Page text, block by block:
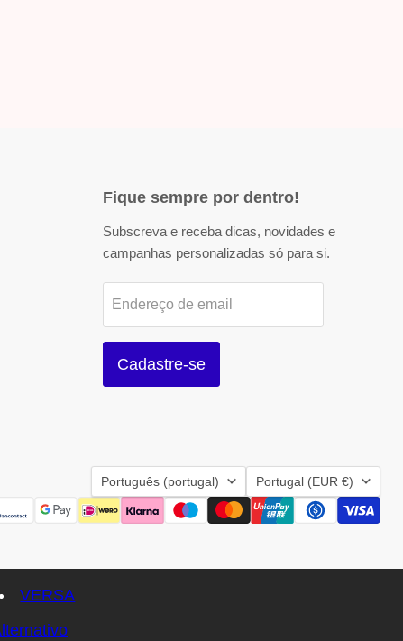
Fique sempre por dentro!
Subscreva e receba dicas, novidades e
campanhas personalizadas só para si.
Endereço de email
Cadastre-se
Idioma
Português (portugal) País
Portugal (EUR €)
VERSA